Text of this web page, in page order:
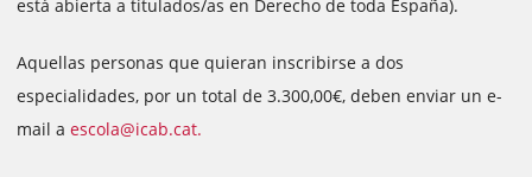
está abierta a titulados/as en Derecho de toda España).
Aquellas personas que quieran inscribirse a dos
especialidades, por un total de 3.300,00€, deben enviar un e-
mail a escola@icab.cat.